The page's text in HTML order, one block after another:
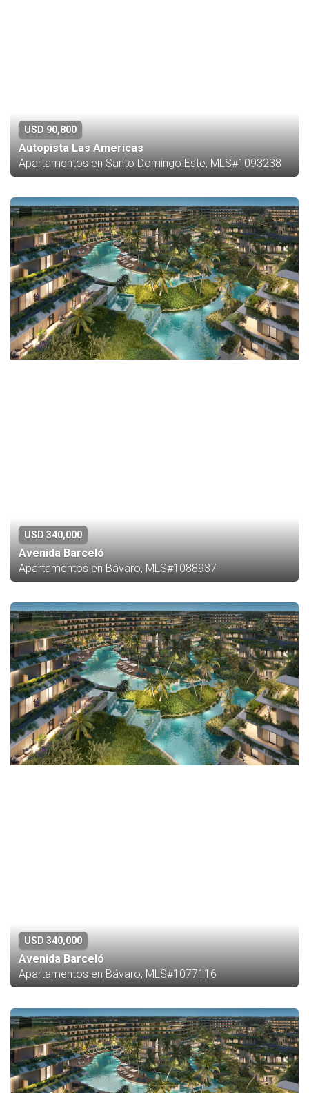
USD 90,800
Autopista Las Americas
Apartamentos en Santo Domingo Este, MLS#1093238
USD 340,000
Avenida Barceló
Apartamentos en Bávaro, MLS#1088937
USD 340,000
Avenida Barceló
Apartamentos en Bávaro, MLS#1077116